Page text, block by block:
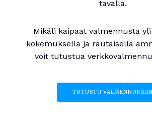
tavalla.
Mikäli kaipaat valmennusta yli
kokemuksella ja rautaisella
voit tutustua
TUTUSTU VALMENNUKSIIN